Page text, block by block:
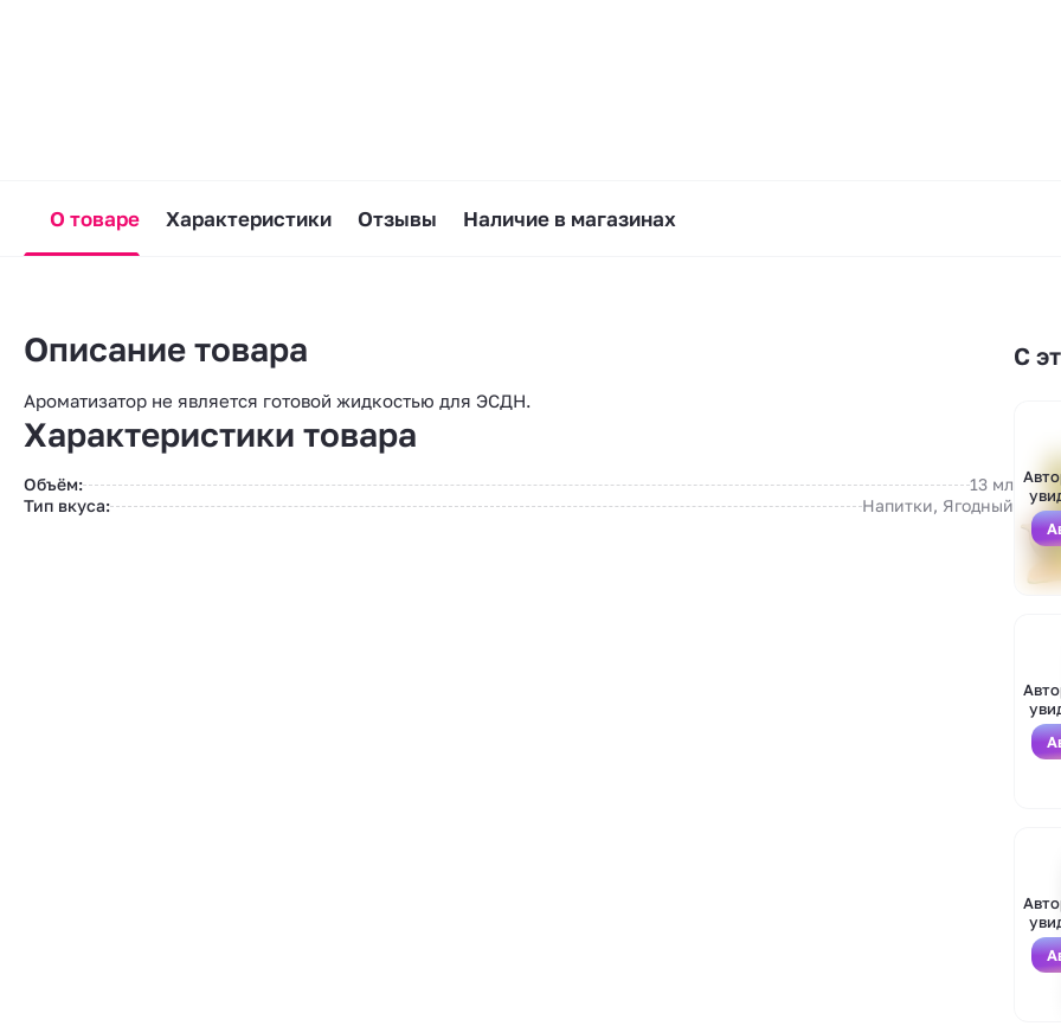
О товаре Характеристики Отзывы Наличие в магазинах
Описание товара
Ароматизатор не является готовой жидкостью для ЭСДН.
Характеристики товара
Объём:
13 мл
Тип вкуса:
Напитки, Ягодный
С